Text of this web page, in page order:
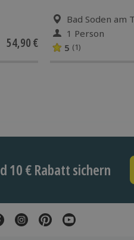
54,90 €
Bad Soden am
1 Person
5 (1)
10 € Rabatt sichern